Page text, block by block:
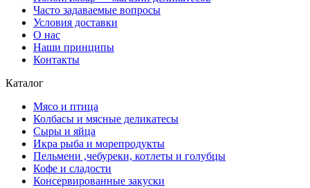
Часто задаваемые вопросы
Условия доставки
О нас
Наши принципы
Контакты
Каталог
Мясо и птица
Колбасы и мясные деликатесы
Сыры и яйца
Икра рыба и морепродукты
Пельмени ,чебуреки, котлеты и голубцы
Кофе и сладости
Консервированные закуски